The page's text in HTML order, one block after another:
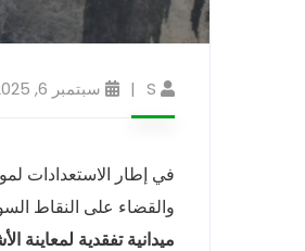
S سبتمبر 6, 2025
في إطار الاستعدادات
والقضاء على النقاط
ميدانية تفقدية